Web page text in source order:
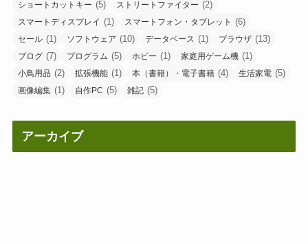
ショートカットキー (5) ストリートファイター (2)
スマートディスプレイ (1) スマートフォン・タブレット (6)
セール (1) ソフトウェア (10) データベース (1) ブラウザ (13)
ブログ (7) プログラム (5) ホビー (1) 家庭用ゲーム機 (1)
小鳥用品 (2) 拡張機能 (1) 本（書籍）・電子書籍 (4) 生活家電 (5)
画像編集 (1) 自作PC (5) 雑記 (5)
アーカイブ